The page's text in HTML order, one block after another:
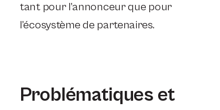
tant pour l’annonceur que pour
l’écosystème de partenaires.
Problématiques et